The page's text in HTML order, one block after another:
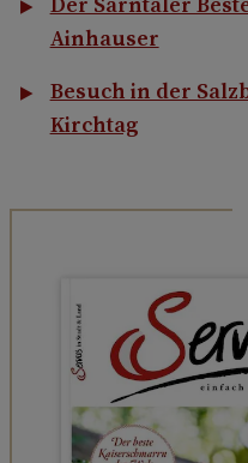
Ainhauser
Besuch in der
Kirchtag